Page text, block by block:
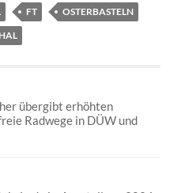
FT
OSTERBASTELN
übergibt erhöhten
Radwege in DÜW und